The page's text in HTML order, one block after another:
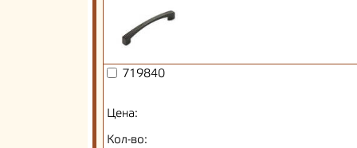
719840
Цена:
Кол-во: